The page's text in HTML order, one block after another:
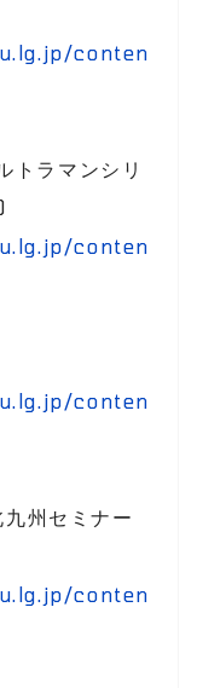
conten
ラマンシリ
conten
conten
州セミナー
conten